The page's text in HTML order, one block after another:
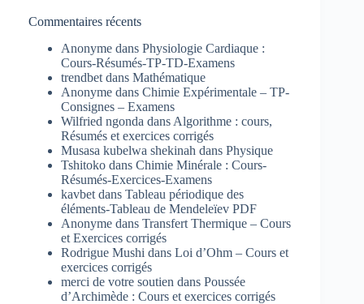
Commentaires récents
Anonyme dans Physiologie Cardiaque :
Cours-Résumés-TP-TD-Examens
trendbet dans Mathématique
Anonyme dans Chimie Expérimentale – TP-
Consignes – Examens
Wilfried ngonda dans Algorithme : cours,
Résumés et exercices corrigés
Musasa kubelwa shekinah dans Physique
Tshitoko dans Chimie Minérale : Cours-
Résumés-Exercices-Examens
kavbet dans Tableau périodique des
éléments-Tableau de Mendeleïev PDF
Anonyme dans Transfert Thermique – Cours
et Exercices corrigés
Rodrigue Mushi dans Loi d’Ohm – Cours et
exercices corrigés
merci de votre soutien dans Poussée
d’Archimède : Cours et exercices corrigés